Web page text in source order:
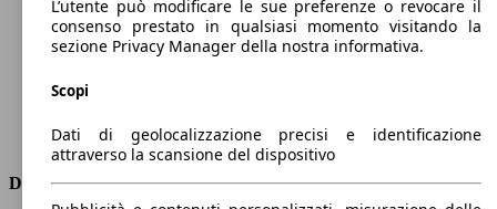
Coppia
480 nm
Cilindrata
2996 ccm
Carburante
Cilindri
Tipo di trazione
Integrale
Dimensioni
L’utente può modificare le sue preferenze o revocare il
consenso prestato in qualsiasi momento visitando la
sezione Privacy Manager della nostra informativa.
Scopi
Dati di geolocalizzazione precisi e identificazione
attraverso la scansione del dispositivo